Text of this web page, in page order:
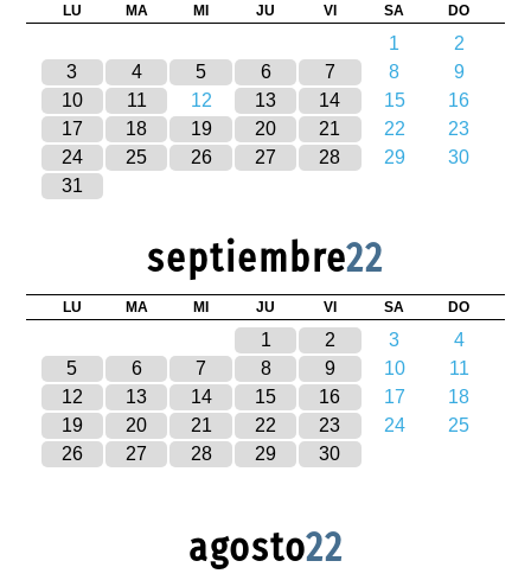
LU MA MI JU VI SA DO
1
2
3
4 5 6 7 8
9
10
11 12 13 14 15
16
17
18 19 20 21 22
23
24
25 26 27 28 29
30
31
septiembre22
LU MA MI JU VI SA DO
1 2 3
4
5
6 7 8 9 10
11
12
13 14 15 16 17
18
19
20 21 22 23 24
25
26
27 28 29 30
agosto22